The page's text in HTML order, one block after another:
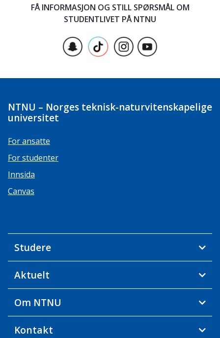
FÅ INFORMASJON OG STILL SPØRSMÅL OM
STUDENTLIVET PÅ NTNU
NTNU – Norges teknisk-naturvitenskapelige
universitet
For ansatte
For studenter
Innsida
Canvas
Studere
Aktuelt
Om NTNU
Kontakt